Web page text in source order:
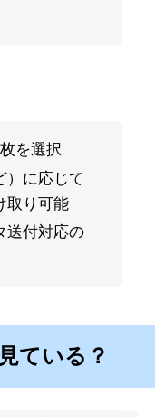
を選択
）に応じて
取り可能
送付対応の
ている？